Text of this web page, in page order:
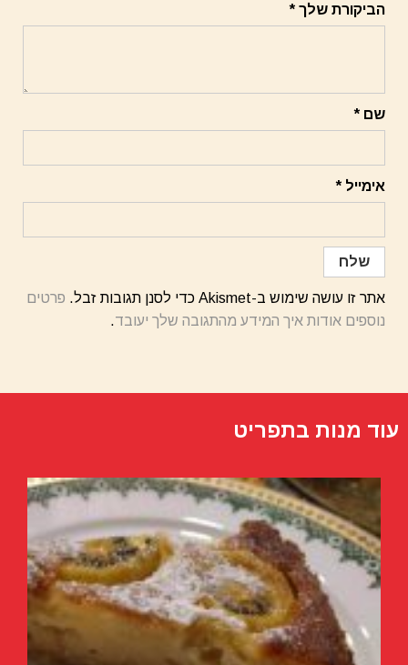
הביקורת שלך *
שם *
אימייל *
אתר זו עושה שימוש ב-Akismet כדי לסנן תגובות זבל.
פרטים
נוספים אודות איך המידע מהתגובה שלך יעובד.
עוד מנות בתפריט